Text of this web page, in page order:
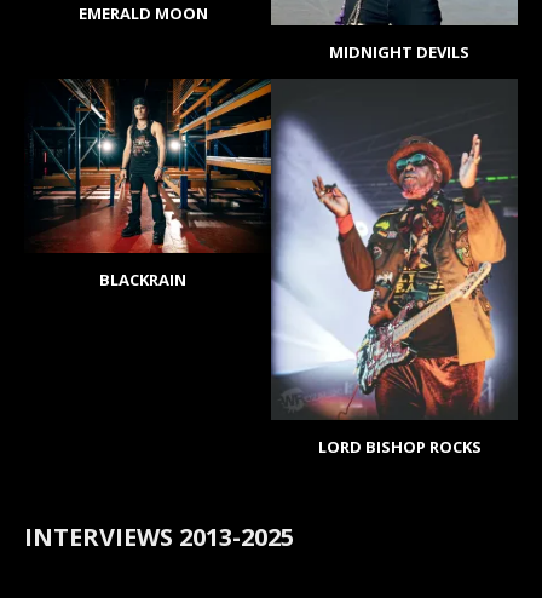
EMERALD MOON
MIDNIGHT DEVILS
BLACKRAIN
LORD BISHOP ROCKS
INTERVIEWS 2013-2025